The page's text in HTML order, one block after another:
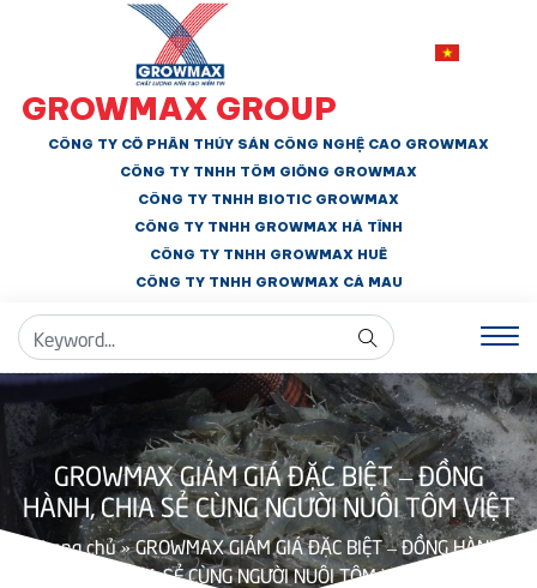
GROWMAX GROUP
CÔNG TY CỔ PHẦN THỦY SẢN CÔNG NGHỆ CAO GROWMAX
CÔNG TY TNHH TÔM GIỐNG GROWMAX
CÔNG TY TNHH BIOTIC GROWMAX
CÔNG TY TNHH GROWMAX HÀ TĨNH
CÔNG TY TNHH GROWMAX HUẾ
CÔNG TY TNHH GROWMAX CÀ MAU
GROWMAX GIẢM GIÁ ĐẶC BIỆT – ĐỒNG
HÀNH, CHIA SẺ CÙNG NGƯỜI NUÔI TÔM VIỆT
Trang chủ»GROWMAX GIẢM GIÁ ĐẶC BIỆT – ĐỒNG HÀNH,
CHIA SẺ CÙNG NGƯỜI NUÔI TÔM VIỆT